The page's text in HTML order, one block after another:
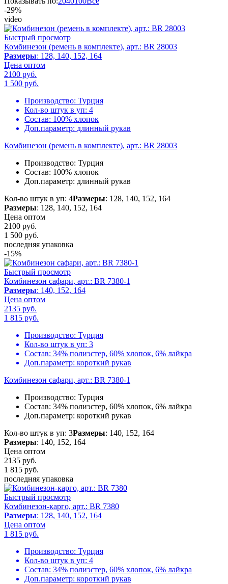
-29%
video
Быстрый просмотр
Комбинезон (ремень в комплекте), арт.: BR 28003
Размеры: 128, 140, 152, 164
Цена оптом
2100 руб.
1 500 руб.
Производство: Турция
Кол-во штук в уп: 4
Состав: 100% хлопок
Доп.параметр: длинный рукав
Комбинезон (ремень в комплекте), арт.: BR 28003
Производство: Турция
Состав: 100% хлопок
Доп.параметр: длинный рукав
Кол-во штук в уп: 4Размеры: 128, 140, 152, 164
Размеры: 128, 140, 152, 164
Цена оптом
2100 руб.
1 500 руб.
последняя упаковка
-15%
Быстрый просмотр
Комбинезон сафари, арт.: BR 7380-1
Размеры: 140, 152, 164
Цена оптом
2135 руб.
1 815 руб.
Производство: Турция
Кол-во штук в уп: 3
Состав: 34% полиэстер, 60% хлопок, 6% лайкра
Доп.параметр: короткий рукав
Комбинезон сафари, арт.: BR 7380-1
Производство: Турция
Состав: 34% полиэстер, 60% хлопок, 6% лайкра
Доп.параметр: короткий рукав
Кол-во штук в уп: 3Размеры: 140, 152, 164
Размеры: 140, 152, 164
Цена оптом
2135 руб.
1 815 руб.
последняя упаковка
Быстрый просмотр
Комбинезон-карго, арт.: BR 7380
Размеры: 128, 140, 152, 164
Цена оптом
1 815 руб.
Производство: Турция
Кол-во штук в уп: 4
Состав: 34% полиэстер, 60% хлопок, 6% лайкра
Доп.параметр: короткий рукав